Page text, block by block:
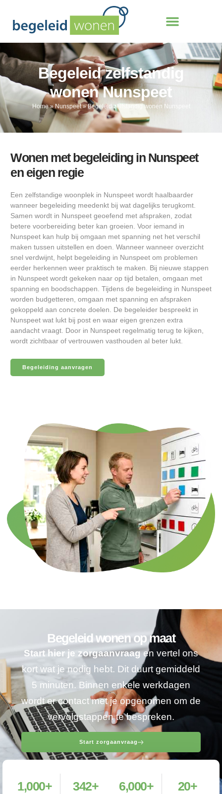
Begeleid zelfstandig
wonen Nunspeet
Home»Nunspeet»Begeleid zelfstandig wonen Nunspeet
Wonen met begeleiding in Nunspeet
en eigen regie
Een zelfstandige woonplek in Nunspeet wordt haalbaarder
wanneer begeleiding meedenkt bij wat dagelijks terugkomt.
Samen wordt in Nunspeet geoefend met afspraken, zodat
betere voorbereiding beter kan groeien. Voor iemand in
Nunspeet kan hulp bij omgaan met spanning net het verschil
maken tussen uitstellen en doen. Wanneer wanneer overzicht
snel verdwijnt, helpt begeleiding in Nunspeet om problemen
eerder herkennen weer praktisch te maken. Bij nieuwe stappen
in Nunspeet wordt gekeken naar op tijd betalen, omgaan met
spanning en boodschappen. Tijdens de begeleiding in Nunspeet
worden budgetteren, omgaan met spanning en afspraken
gekoppeld aan concrete doelen. De begeleider bespreekt in
Nunspeet wat lukt bij post en waar eigen grenzen extra
aandacht vraagt. Door in Nunspeet regelmatig terug te kijken,
wordt zichtbaar of vertrouwen vasthouden al beter lukt.
Begeleiding aanvragen
Begeleid wonen op maat
Start hier je zorgaanvraagen vertel ons
kort wat je nodig hebt. Dit duurt gemiddeld
5 minuten. Binnen enkele werkdagen
wordt er contact met je opgenomen om de
vervolgstappen te bespreken.
Start zorgaanvraag
1,000+ 342+ 6,000+ 20+